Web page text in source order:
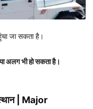
जा सकता है।
अलग भी हो सकता है।
| Major